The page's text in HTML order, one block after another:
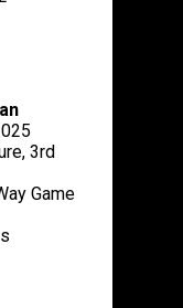
3rd
Game